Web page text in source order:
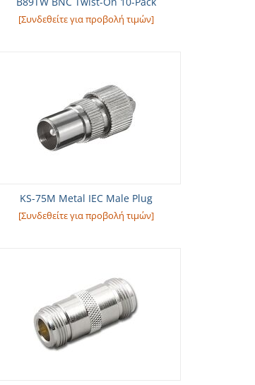
[Συνδεθείτε για προβολή τιμών]
KS-75M Metal IEC Male Plug
[Συνδεθείτε για προβολή τιμών]